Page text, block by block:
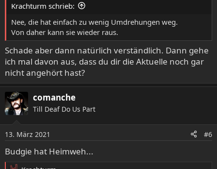
Krachturm schrieb:
Nee, die hat einfach zu wenig Umdrehungen weg.
Von daher kann sie wieder raus.
Schade aber dann natürlich verständlich. Dann gehe
ich mal davon aus, dass du dir die Aktuelle noch gar
nicht angehört hast?
comanche
Till Deaf Do Us Part
13. März 2021 #6
Budgie hat Heimweh...